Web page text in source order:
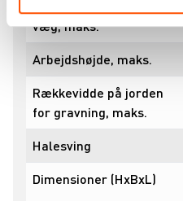
væg, maks.
Arbejdshøjde, maks.
Rækkevidde på jorden
for gravning, maks.
Halesving
Dimensioner (HxBxL)